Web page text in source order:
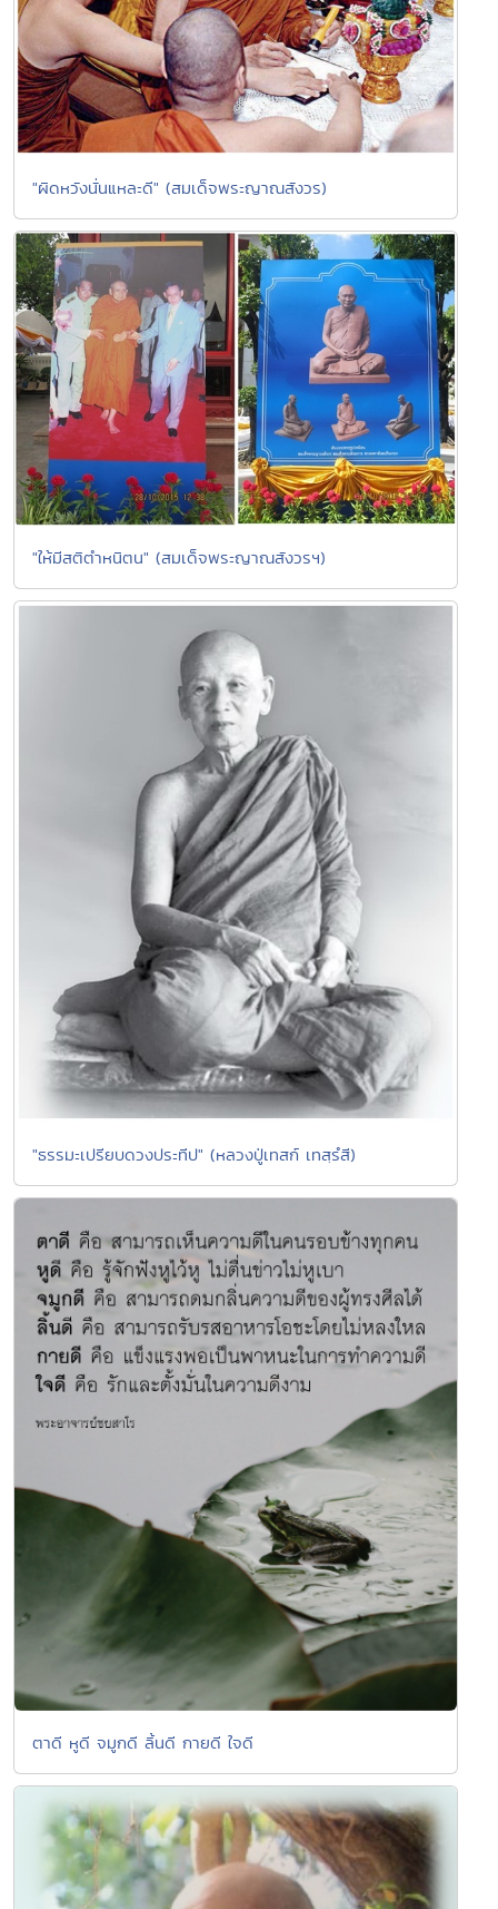
"ผิดหวังนั่นแหละดี" (สมเด็จพระญาณสังวร)
"ให้มีสติตำหนิตน" (สมเด็จพระญาณสังวรฯ)
"ธรรมะเปรียบดวงประทีป" (หลวงปู่เทสก์ เทสฺรํสี)
ตาดี หูดี จมูกดี ลิ้นดี กายดี ใจดี